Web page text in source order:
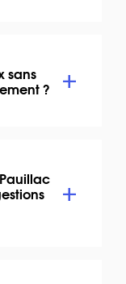
sans
?